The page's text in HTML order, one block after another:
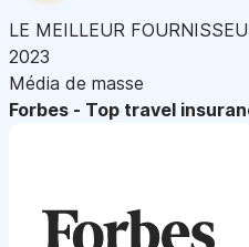
LE MEILLEUR
2023
Média de masse
Forbes - Top travel